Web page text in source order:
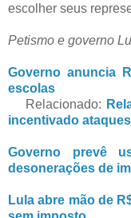
escolher seus
Petismo e governo
Governo anuncia
escolas
Relacionado:
incentivado
Governo prevê
desonerações de
Lula abre mão de